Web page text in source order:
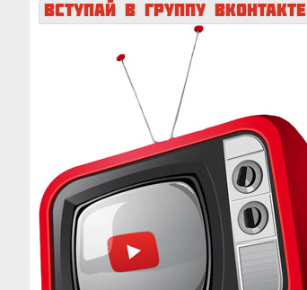
ВСТУПАЙ В ГРУППУ ВКОНТАКТЕ